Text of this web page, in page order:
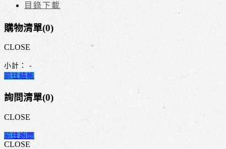
目錄下載
購物清單(0)
CLOSE
小計：
-
前往結帳
詢問清單(0)
CLOSE
前往詢問
CLOSE